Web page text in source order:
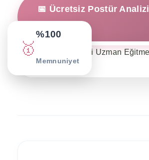
📅 Ücretsiz Postür Analizi
Randevusu
🥇
%100
Memnuniyet